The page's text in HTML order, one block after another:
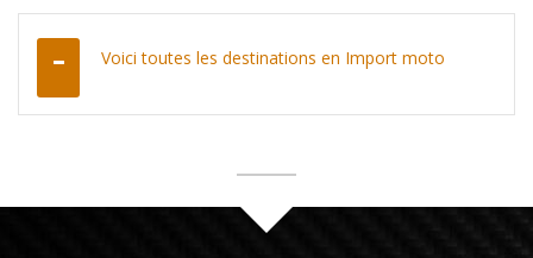
Voici toutes les destinations en Import moto